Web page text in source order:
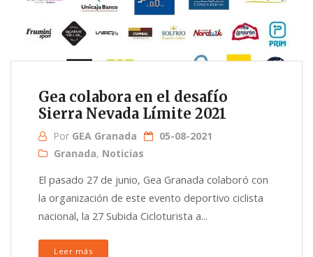
Gea colabora en el desafío
Sierra Nevada Límite 2021
Por GEA Granada
05-08-2021
Granada, Noticias
El pasado 27 de junio, Gea Granada colaboró con
la organización de este evento deportivo ciclista
nacional, la 27 Subida Cicloturista a...
Leer más